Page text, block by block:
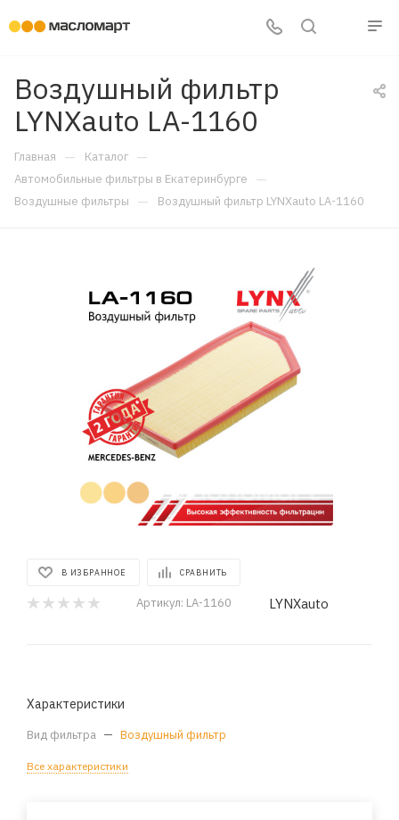
Воздушный фильтр
LYNXauto LA-1160
Главная — Каталог —
Автомобильные фильтры в Екатеринбурге —
Воздушные фильтры — Воздушный фильтр LYNXauto LA-1160
В ИЗБРАННОЕ СРАВНИТЬ
Артикул: LA-1160 LYNXauto
Характеристики
Вид фильтра — Воздушный фильтр
Все характеристики